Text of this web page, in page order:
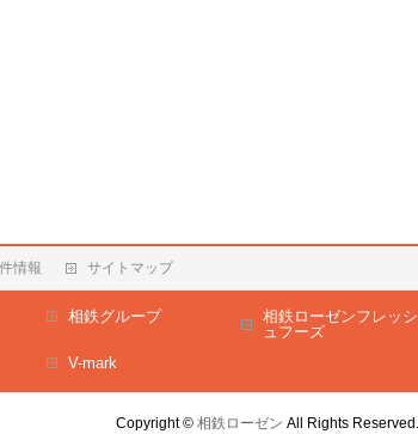
情報 サイトマップ
相鉄グループ
相鉄ローゼンフレッシ
ュフーズ
V-mark
Copyright © 相鉄ローゼン All Rights Reserved.